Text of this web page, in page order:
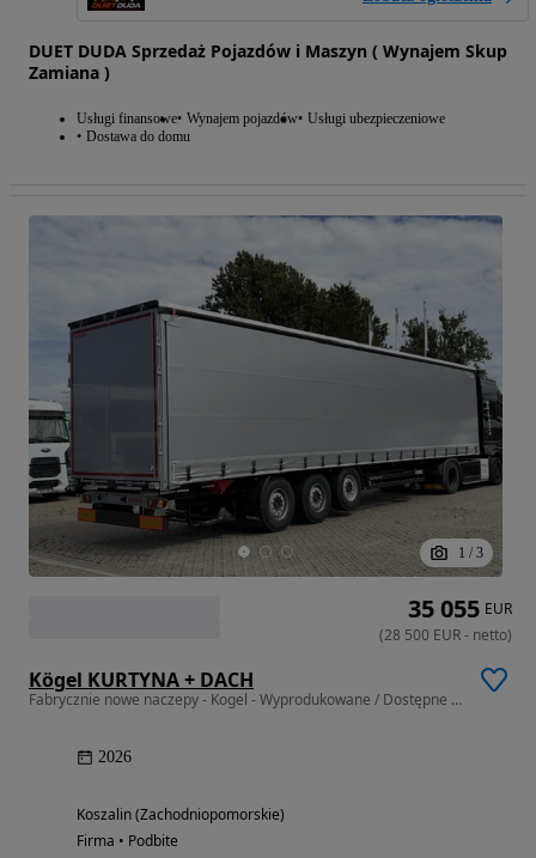
DUET DUDA Sprzedaż Pojazdów i Maszyn ( Wynajem Skup
Zamiana )
Usługi finansowe Wynajem pojazdów Usługi ubezpieczeniowe
Dostawa do domu
1 / 3
Kögel KURTYNA + DACH
Fabrycznie nowe naczepy - Kogel - Wyprodukowane / Dostępne od ręki
2026
Koszalin (Zachodniopomorskie)
Firma • Podbite
35 055 EUR
(28 500 EUR- netto)